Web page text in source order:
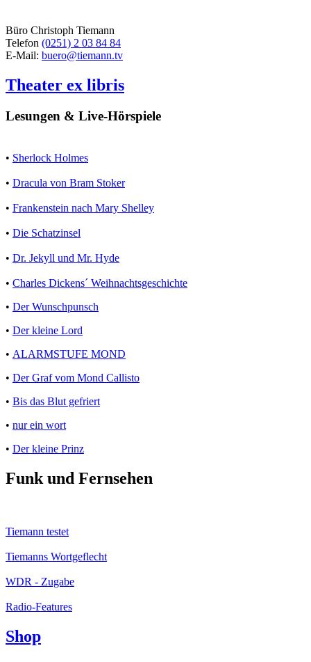
Büro Christoph Tiemann
Telefon (0251) 2 03 84 84
E-Mail: buero@tiemann.tv
Theater ex libris
Lesungen & Live-Hörspiele
• Sherlock Holmes
• Dracula von Bram Stoker
• Frankenstein nach Mary Shelley
• Die Schatzinsel
• Dr. Jekyll und Mr. Hyde
• Charles Dickens´ Weihnachtsgeschichte
• Der Wunschpunsch
• Der kleine Lord
• ALARMSTUFE MOND
• Der Graf vom Mond Callisto
• Bis das Blut gefriert
• nur ein wort
• Der kleine Prinz
Funk und Fernsehen
Tiemann testet
Tiemanns Wortgeflecht
WDR - Zugabe
Radio-Features
Shop